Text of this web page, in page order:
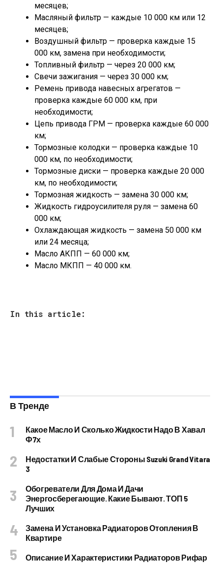
месяцев;
Масляный фильтр — каждые 10 000 км или 12
месяцев;
Воздушный фильтр — проверка каждые 15
000 км, замена при необходимости;
Топливный фильтр — через 20 000 км;
Свечи зажигания — через 30 000 км;
Ремень привода навесных агрегатов —
проверка каждые 60 000 км, при
необходимости;
Цепь привода ГРМ — проверка каждые 60 000
км;
Тормозные колодки — проверка каждые 10
000 км, по необходимости;
Тормозные диски — проверка каждые 20 000
км, по необходимости;
Тормозная жидкость — замена 30 000 км;
Жидкость гидроусилителя руля — замена 60
000 км;
Охлаждающая жидкость — замена 50 000 км
или 24 месяца;
Масло АКПП — 60 000 км;
Масло МКПП — 40 000 км.
In this article:
В Тренде
Какое Масло И Сколько Жидкости Надо В Хавал
Ф7х
Недостатки И Слабые Стороны Suzuki Grand Vitara
3
Обогреватели Для Дома И Дачи
Энергосберегающие. Какие Бывают. ТОП 5
Лучших
Замена И Установка Радиаторов Отопления В
Квартире
Описание И Характеристики Радиаторов Рифар